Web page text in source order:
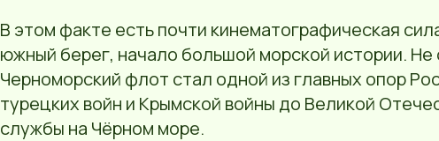
В этом факте есть почти кинематографическая
южный берег, начало большой морской истории. Не
Черноморский флот стал одной из главных опор
турецких войн и Крымской войны до Великой
службы на Чёрном море.